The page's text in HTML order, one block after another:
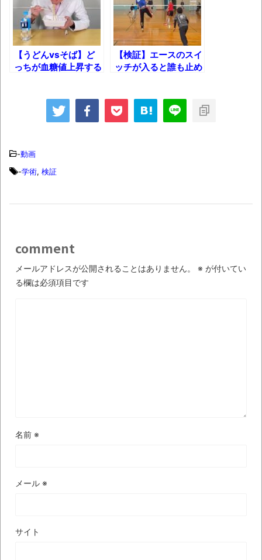
【画像】整形で2400万円超えの美女、水着
グラビアに挑戦
歴ログは10周年ですがnoteに引っ越します
TBS「マツコの知らない世界」スタグル特
ば自分たちで紹介だ！
時代の流れ
飛行
【中国】パトカーの前で好演技www当たり
屋やお煽り運転など盛りだくさん
wwwwwwwwwwww
【うどんvsそば】ど
っちが血糖値上昇する
【検証】エースのスイ
ッチが入ると誰も止め
-動画
-学術, 検証
comment
メールアドレスが公開されることはありません。 ※ が付いてい
る欄は必須項目です
名前 ※
メール ※
サイト